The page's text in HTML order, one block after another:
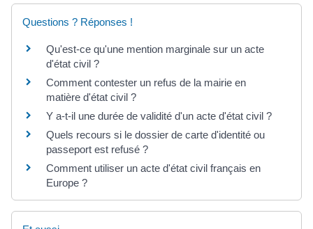
Questions ? Réponses !
Qu'est-ce qu'une mention marginale sur un acte
d'état civil ?
Comment contester un refus de la mairie en
matière d'état civil ?
Y a-t-il une durée de validité d'un acte d'état civil ?
Quels recours si le dossier de carte d'identité ou
passeport est refusé ?
Comment utiliser un acte d'état civil français en
Europe ?